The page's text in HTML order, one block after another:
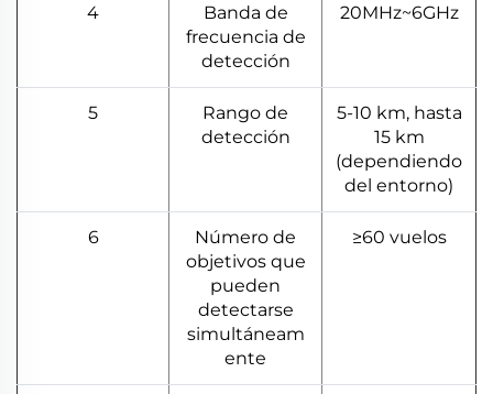
4
Banda de
frecuencia de
detección
20MHz~6GHz
5
Rango de
detección
5-10 km, hasta
15 km
(dependiendo
del entorno)
6
Número de
objetivos que
pueden
detectarse
simultáneam
ente
≥60 vuelos